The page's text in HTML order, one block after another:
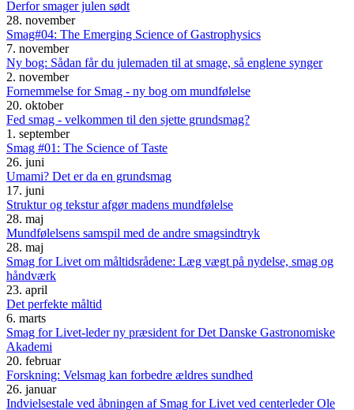
Derfor smager julen sødt
28. november
Smag#04: The Emerging Science of Gastrophysics
7. november
Ny bog: Sådan får du julemaden til at smage, så englene synger
2. november
Fornemmelse for Smag - ny bog om mundfølelse
20. oktober
Fed smag - velkommen til den sjette grundsmag?
1. september
Smag #01: The Science of Taste
26. juni
Umami? Det er da en grundsmag
17. juni
Struktur og tekstur afgør madens mundfølelse
28. maj
Mundfølelsens samspil med de andre smagsindtryk
28. maj
Smag for Livet om måltidsrådene: Læg vægt på nydelse, smag og
håndværk
23. april
Det perfekte måltid
6. marts
Smag for Livet-leder ny præsident for Det Danske Gastronomiske
Akademi
20. februar
Forskning: Velsmag kan forbedre ældres sundhed
26. januar
Indvielsestale ved åbningen af Smag for Livet ved centerleder Ole